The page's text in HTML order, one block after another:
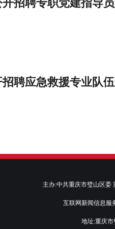
招聘专职党建指导
聘应急救援专业队
主办:中共重庆市璧山区委
互联网新闻信息服
地址:重庆市